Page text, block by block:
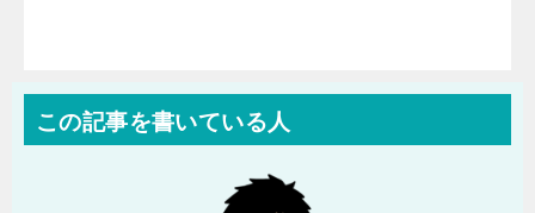
この記事を書いている人